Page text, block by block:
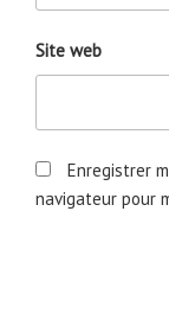
Site web
Enregistrer
navigateur pour